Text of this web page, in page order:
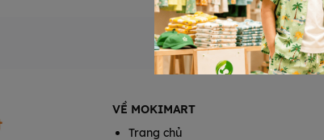
VỀ MOKIMART
Trang chủ